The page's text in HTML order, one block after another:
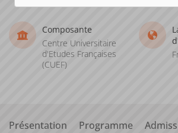
Composante
Centre Universitaire
d'Etudes Françaises
(CUEF)
Présentation Programme